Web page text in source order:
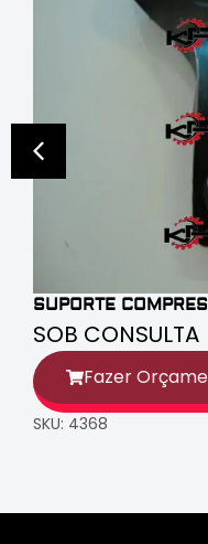
SUPORTE
SOB CONSULTA
Fazer
SKU: 4368